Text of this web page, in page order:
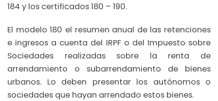
184 y los certificados 180 – 190.
El modelo 180 el resumen anual de las retenciones
e ingresos a cuenta del IRPF o del Impuesto sobre
Sociedades realizadas sobre la renta de
arrendamiento o subarrendamiento de bienes
urbanos. Lo deben presentar los autónomos o
sociedades que hayan arrendado estos bienes.